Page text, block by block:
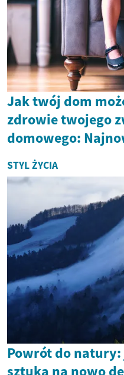
Jak twój dom
zdrowie twojego
domowego:
STYL ŻYCIA
Powrót do
sztuka na nowo